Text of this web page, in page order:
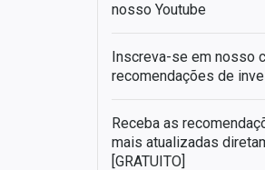
nosso Youtube
Inscreva-se em nosso
recomendações de
Receba as
mais atualizadas
[GRATUITO]